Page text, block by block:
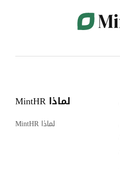
لماذا MintHR
لماذا MintHR